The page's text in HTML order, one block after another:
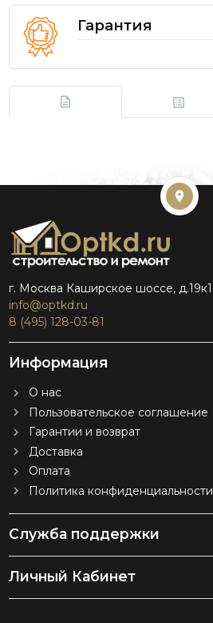
Гарантия
г. Москва Каширское шоссе, д.19к1
info@optkd.ru
8 (495) 128-03-81
Информация
О нас
Пользовательское соглашение
Гарантии и возврат
Доставка
Оплата
Политика конфиденциальности
Служба поддержки
Личный Кабинет